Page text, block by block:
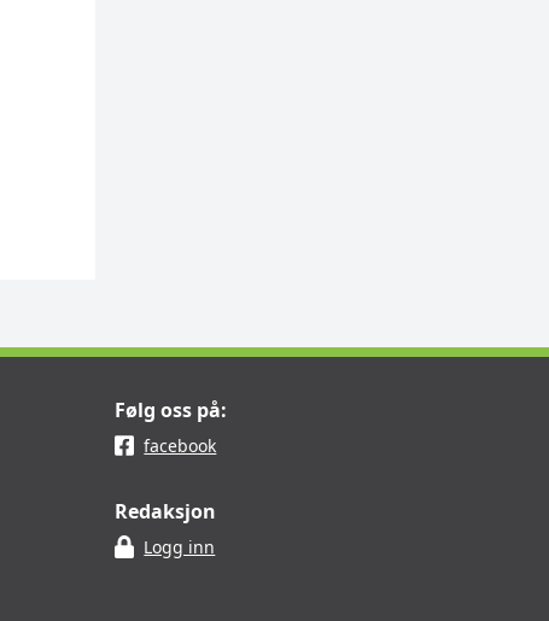
Følg oss på:
facebook
Redaksjon
Logg inn